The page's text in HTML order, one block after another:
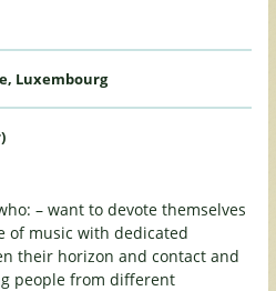
Luxembourg
– want to devote themselves
of music with dedicated
their horizon and contact and
people from different